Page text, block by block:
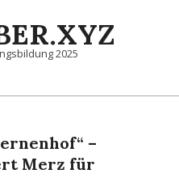
2025
–
Merz für